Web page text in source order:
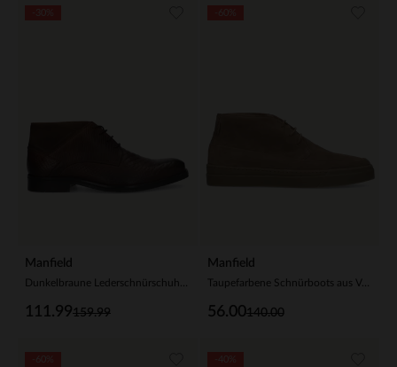
Manfield
159.99
111.99
Manfield
Taupefarbene Schnürboots aus Veloursleder
140.00
56.00